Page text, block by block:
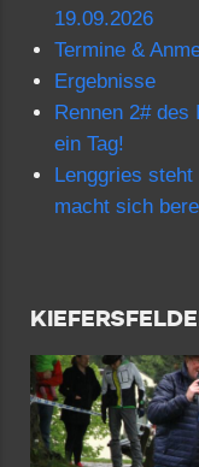
19.09.2026
Termine &
Ergebnisse
Rennen 2#
ein Tag!
Lenggries
macht sich